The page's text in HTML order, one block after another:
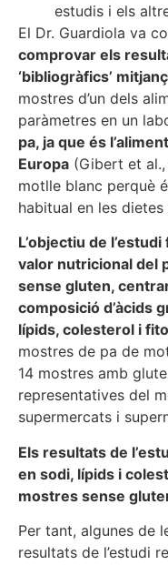
estudis i els
El Dr. Guardiola va
comprovar els
‘bibliogràfics’
mostres d’un dels
paràmetres en un
pa, ja que és
Europa (Gibert et
motlle blanc perquè
habitual en les dietes
L’objectiu de
valor nutricional del
sense gluten,
composició d’àcids
lípids, colesterol i
mostres de pa de
14 mostres amb
representatives del
supermercats i
Els resultats de
en sodi, lípids i
mostres sense
Per tant, algunes de
resultats de l’estudi